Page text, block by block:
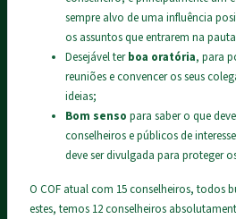
sempre alvo de uma influência
os assuntos que entrarem na
Desejável terboa oratória, para
reuniões e convencer os seus
ideias;
Bom senso para saber o que
conselheiros e públicos de
deve ser divulgada para proteger
O COF atual com 15 conselheiros, todos
estes, temos 12 conselheiros